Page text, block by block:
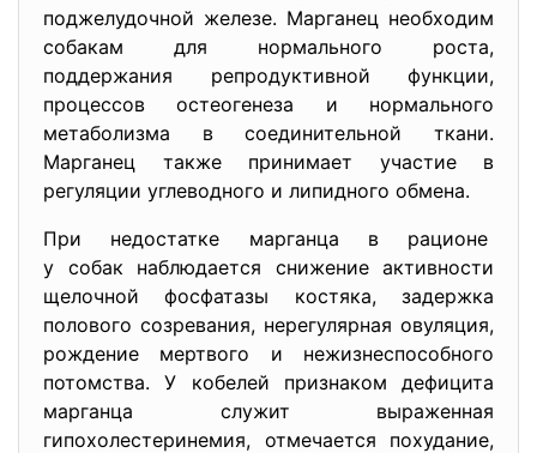
поджелудочной железе. Марганец необходим
собакам для нормального роста,
поддержания репродуктивной функции,
процессов остеогенеза и нормального
метаболизма в соединительной ткани.
Марганец также принимает участие в
регуляции углеводного и липидного обмена.
При недостатке марганца в рационе
у собак наблюдается снижение активности
щелочной фосфатазы костяка, задержка
полового созревания, нерегулярная овуляция,
рождение мертвого и нежизнеспособного
потомства. У кобелей признаком дефицита
марганца служит выраженная
гипохолестеринемия, отмечается похудание,